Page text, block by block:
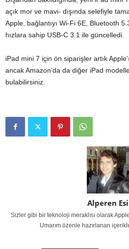
açık mor ve mavi- dışında selefiyle
Apple, bağlantıyı Wi-Fi 6E, Bluetooth
hızlara sahip USB-C 3.1 ile güncelledi.
iPad mini 7 için ön siparişler artık
ancak Amazon’da da diğer iPad
bulabilirsiniz.
Alperen
Sizler gibi bir teknoloji meraklısı olarak
Umarım özenle hazırlanan